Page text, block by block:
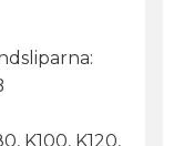
K100, K120,